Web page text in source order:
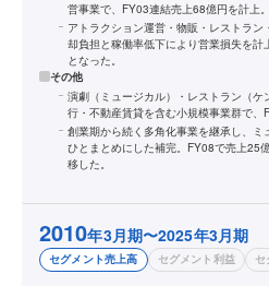
営事業で、FY03連結売上68億円を計上。
アトラクション運営・物販・レストラ
却負担と稼働率低下により営業損失を
となった。
その他
演劇（ミュージカル）・レストラン（
行・不動産賃貸を含む小規模事業群で、
創業期から続く多角化事業を継承し、
ひとまとめにした補完。FY08で売上25
移した。
2010年3月期〜2025年3月期
セグメント売上高 セグメント利益 セ